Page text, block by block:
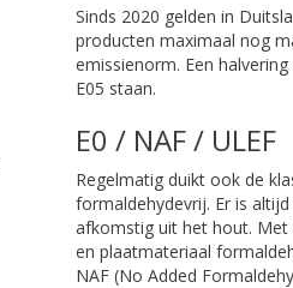
Sinds 2020 gelden in
producten maximaal nog
emissienorm. Een
E05 staan.
E0 / NAF / ULEF
Regelmatig duikt ook de
formaldehydevrij. Er is
afkomstig uit het hout. Met
en plaatmateriaal
NAF (No Added